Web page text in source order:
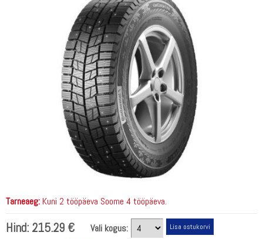
Tarneaeg: Kuni 2 tööpäeva Soome 4 tööpäeva.
Hind: 215.29 €
Vali kogus: